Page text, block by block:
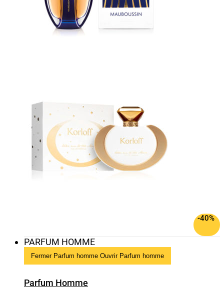
-40%
PARFUM HOMME
Fermer Parfum homme Ouvrir Parfum homme
Parfum Homme